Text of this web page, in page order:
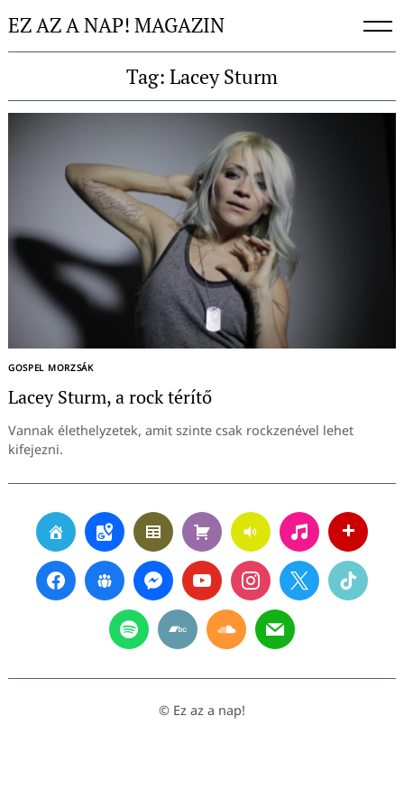
toEZ AZ A NAP! MAGAZIN
Tag: Lacey Sturm
GOSPEL MORZSÁK
Lacey Sturm, a rock térítő
Vannak élethelyzetek, amit szinte csak rockzenével lehet
kifejezni.
© Ez az a nap!